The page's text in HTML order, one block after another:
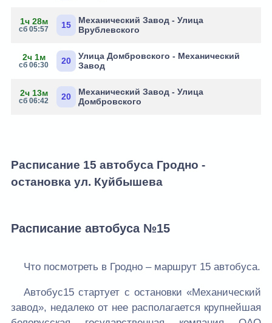
1ч 28м
сб 05:57 15
Механический Завод - Улица
Врублевского
2ч 1м
сб 06:30 20
Улица Домбровского - Механический
Завод
2ч 13м
сб 06:42 20
Механический Завод - Улица
Домбровского
Расписание 15 автобуса Гродно -
остановка ул. Куйбышева
Расписание автобуса №15
Что посмотреть в Гродно – маршрут 15 автобуса.
Автобус15 стартует с остановки «Механический
завод», недалеко от нее располагается крупнейшая